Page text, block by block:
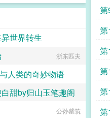
蛙
第
路
第
第
运
第
第
第
世界转生
Night_phantom
浙东匹夫
人类的奇妙物语
荷叶蒸蛋
甜by归山玉笔趣阁
归山玉
公孙罄筑